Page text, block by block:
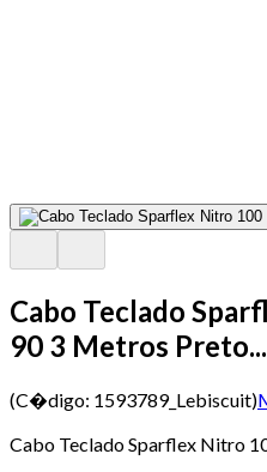
Cabo Teclado
90 3 Metros Preto...
(C�digo: 1593789_Lebiscuit)
Cabo Teclado Sparflex Nitro